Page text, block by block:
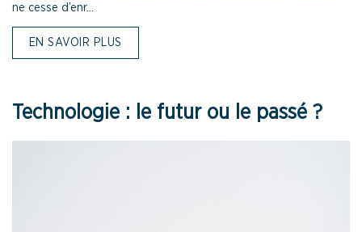
ne cesse d’enr...
EN SAVOIR PLUS
Technologie : le futur ou le passé ?